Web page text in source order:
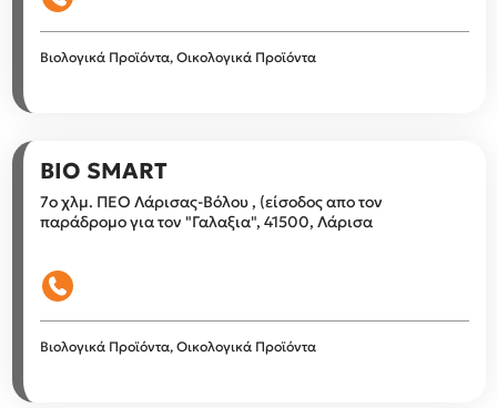
Βιολογικά Προϊόντα, Οικολογικά Προϊόντα
BIO SMART
7ο χλμ. ΠΕΟ Λάρισας-Βόλου , (είσοδος απο τον
παράδρομο για τον "Γαλαξια", 41500, Λάρισα
Βιολογικά Προϊόντα, Οικολογικά Προϊόντα